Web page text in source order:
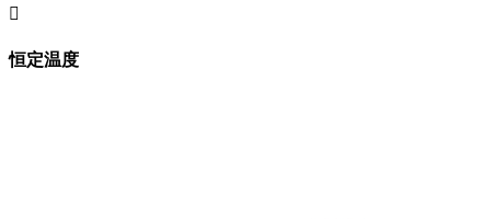

恒定温度